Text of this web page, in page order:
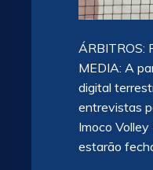
ÁRBITROS:
MEDIA: A
digital
entrevistas
Imoco
estarão